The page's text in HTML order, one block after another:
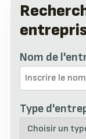
Nom de
Type